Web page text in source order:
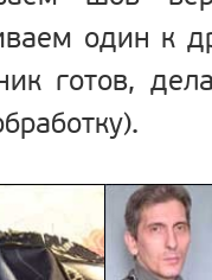
один к
готов,